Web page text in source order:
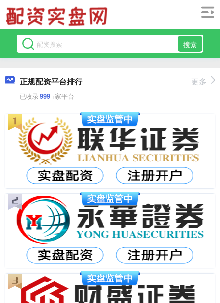
搜索
正规配资平台排行
已收录999+家平台
更多